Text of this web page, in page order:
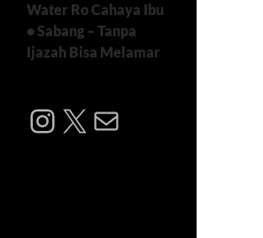
Water Ro Cahaya Ibu
• Sabang – Tanpa
Ijazah Bisa Melamar
Instagram
X Mail